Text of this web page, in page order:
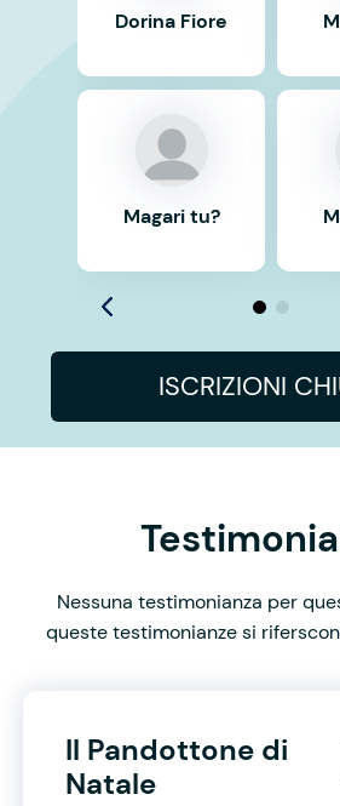
Dorina Fiore
Magari tu?
ISCRIZIONI
Nessuna testimonianza per
queste testimonianze si
Il Pandottone di
Natale